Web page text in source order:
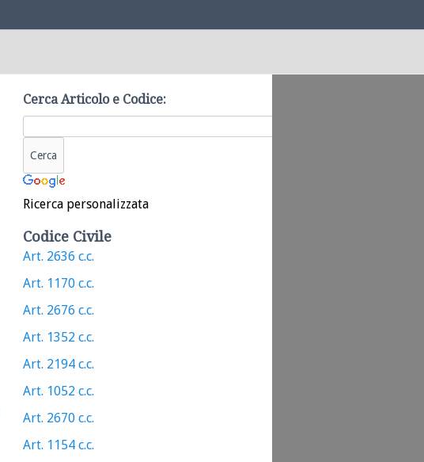
Cerca Articolo e Codice:
Ricerca personalizzata
Codice Civile
Art. 2636 c.c.
Art. 1170 c.c.
Art. 2676 c.c.
Art. 1352 c.c.
Art. 2194 c.c.
Art. 1052 c.c.
Art. 2670 c.c.
Art. 1154 c.c.